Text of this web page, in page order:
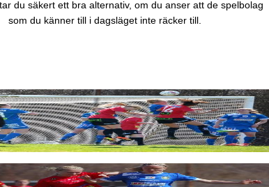
du säkert ett bra alternativ, om du anser att de spelbolag
som du känner till i dagsläget inte räcker till.